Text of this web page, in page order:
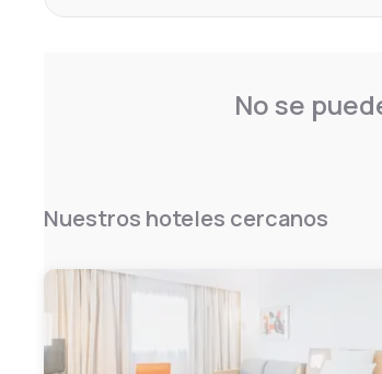
No se
Nuestros hoteles cercanos